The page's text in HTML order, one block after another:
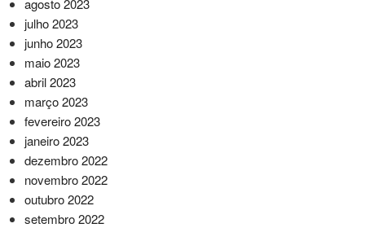
agosto 2023
julho 2023
junho 2023
maio 2023
abril 2023
março 2023
fevereiro 2023
janeiro 2023
dezembro 2022
novembro 2022
outubro 2022
setembro 2022